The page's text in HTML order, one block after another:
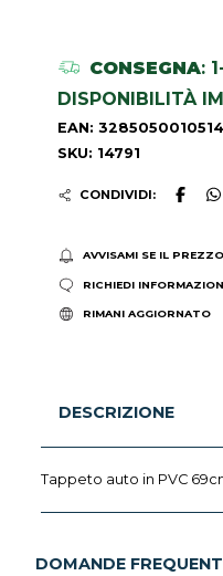
CONSEGNA:
DISPONIBILITÀ
EAN: 3285050010514
SKU: 14791
CONDIVIDI:
AVVISAMI SE IL
RICHIEDI
RIMANI AGGIORNATO
DESCRIZIONE
Tappeto auto in PVC
DOMANDE